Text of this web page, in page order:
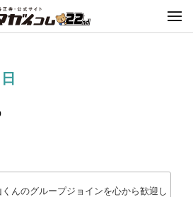
くんのグループジョインを心から歓迎し